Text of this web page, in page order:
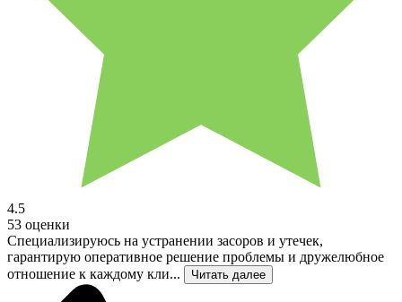
4.5
53 оценки
Специализируюсь на устранении засоров и утечек,
гарантирую оперативное решение проблемы и дружелюбное
отношение к каждому кли...
Читать далее